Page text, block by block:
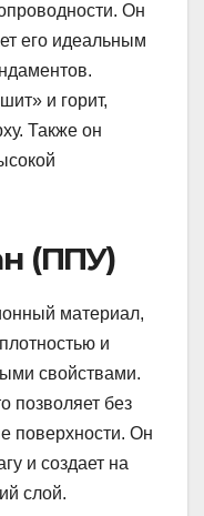
Он
его идеальным
и горит,
Также он
(ППУ)
материал,
и
свойствами.
позволяет без
поверхности. Он
и создает на
слой.